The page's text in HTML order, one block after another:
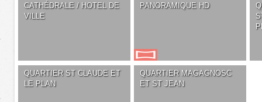
CATHÉDRALE / HOTEL DE
VILLE
PANORAMIQUE HD
QUARTIER ST CLAUDE ET
LE PLAN
QUARTIER MAGAGNOSC
ET ST JEAN